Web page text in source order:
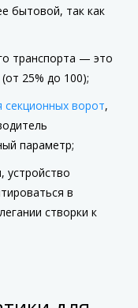
бытовой, так как
транспорта — это
25% до 100);
секционных ворот,
параметр;
устройство
в
створки к